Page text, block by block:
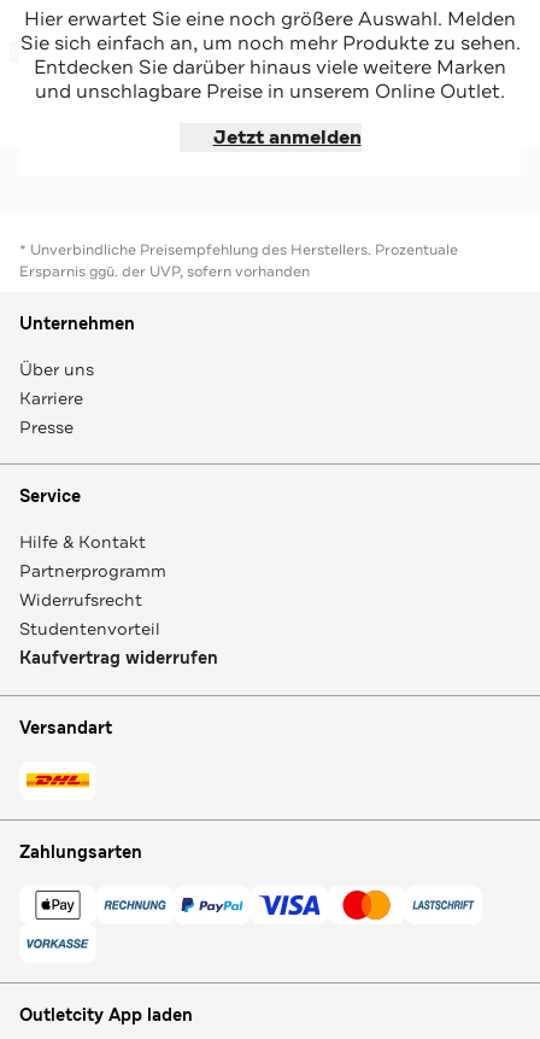
BOGNER
Sporthose 'Katia' nachtblau
-33%*
Jetzt shoppen
BOGNER
Sporthose 'Tessi' nachtblau
-33%*
Jetzt shoppen
Hier erwartet Sie eine noch größere Auswahl. Melden
Sie sich einfach an, um noch mehr Produkte zu sehen.
Entdecken Sie darüber hinaus viele weitere Marken
und unschlagbare Preise in unserem Online Outlet.
Jetzt anmelden
* Unverbindliche Preisempfehlung des Herstellers. Prozentuale
Ersparnis ggü. der UVP, sofern vorhanden
Unternehmen
Über uns
Karriere
Presse
Service
Hilfe & Kontakt
Partnerprogramm
Widerrufsrecht
Studentenvorteil
Kaufvertrag widerrufen
Versandart
Zahlungsarten
Outletcity App laden